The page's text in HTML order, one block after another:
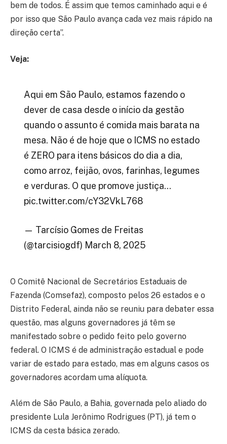
bem de todos. É assim que temos caminhado aqui e é
por isso que São Paulo avança cada vez mais rápido na
direção certa”.
Veja:
Aqui em São Paulo, estamos fazendo o
dever de casa desde o início da gestão
quando o assunto é comida mais barata na
mesa. Não é de hoje que o ICMS no estado
é ZERO para itens básicos do dia a dia,
como arroz, feijão, ovos, farinhas, legumes
e verduras. O que promove justiça…
pic.twitter.com/cY32VkL768
— Tarcísio Gomes de Freitas
(@tarcisiogdf) March 8, 2025
O Comitê Nacional de Secretários Estaduais de
Fazenda (Comsefaz), composto pelos 26 estados e o
Distrito Federal, ainda não se reuniu para debater essa
questão, mas alguns governadores já têm se
manifestado sobre o pedido feito pelo governo
federal. O ICMS é de administração estadual e pode
variar de estado para estado, mas em alguns casos os
governadores acordam uma alíquota.
Além de São Paulo, a Bahia, governada pelo aliado do
presidente Lula Jerônimo Rodrigues (PT), já tem o
ICMS da cesta básica zerado.